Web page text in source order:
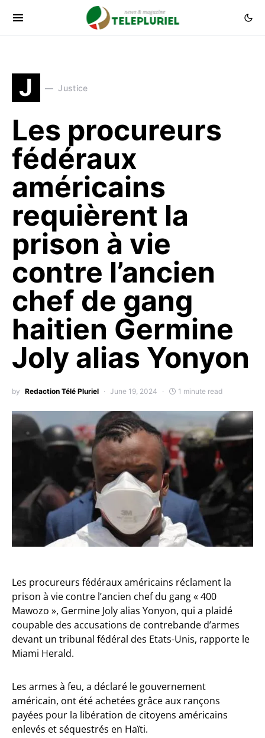
J Justice
Les procureurs
fédéraux
américains
requièrent la
prison à vie
contre l’ancien
chef de gang
haitien Germine
Joly alias Yonyon
by Redaction Télé Pluriel June 19, 2024 1 minute read
Les procureurs fédéraux américains réclament la
prison à vie contre l’ancien chef du gang « 400
Mawozo », Germine Joly alias Yonyon, qui a plaidé
coupable des accusations de contrebande d’armes
devant un tribunal fédéral des Etats-Unis, rapporte le
Miami Herald.
Les armes à feu, a déclaré le gouvernement
américain, ont été achetées grâce aux rançons
payées pour la libération de citoyens américains
enlevés et séquestrés en Haïti.